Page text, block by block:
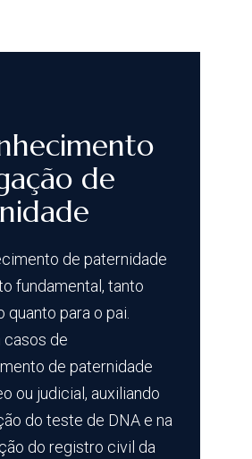
de
de paternidade
fundamental, tanto
quanto para o pai.
casos de
de paternidade
ou judicial, auxiliando
do teste de DNA e na
do registro civil da